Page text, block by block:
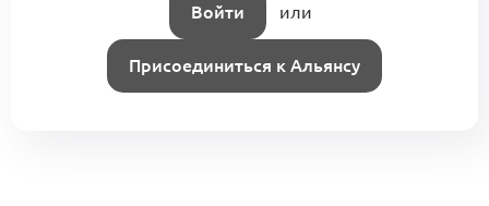
Войти или
Присоединиться к Альянсу